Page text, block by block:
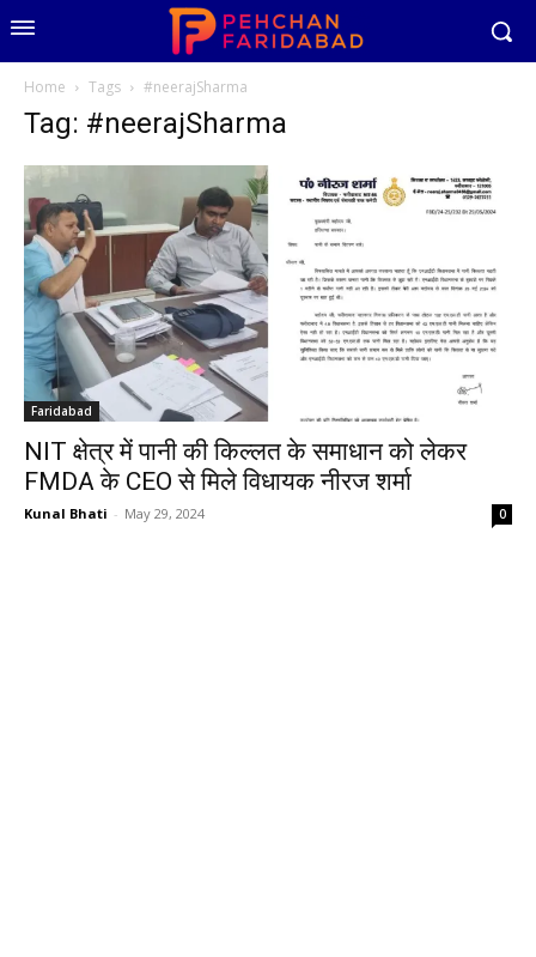
Home Tags #neerajSharma
Tag: #neerajSharma
Faridabad
NIT क्षेत्र में पानी की किल्लत के समाधान को लेकर
FMDA के CEO से मिले विधायक नीरज शर्मा
Kunal Bhati - May 29, 2024 0